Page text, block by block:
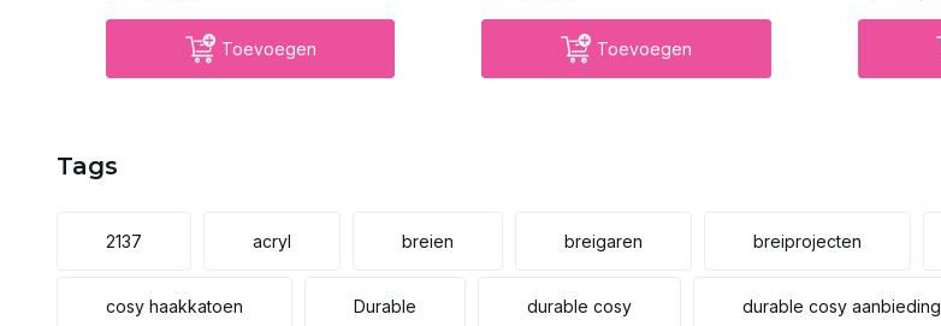
Toevoegen Toevoegen
Tags
2137 acryl breien breigaren breiprojecten
cosy haakkatoen Durable durable cosy durable cosy aanbieding